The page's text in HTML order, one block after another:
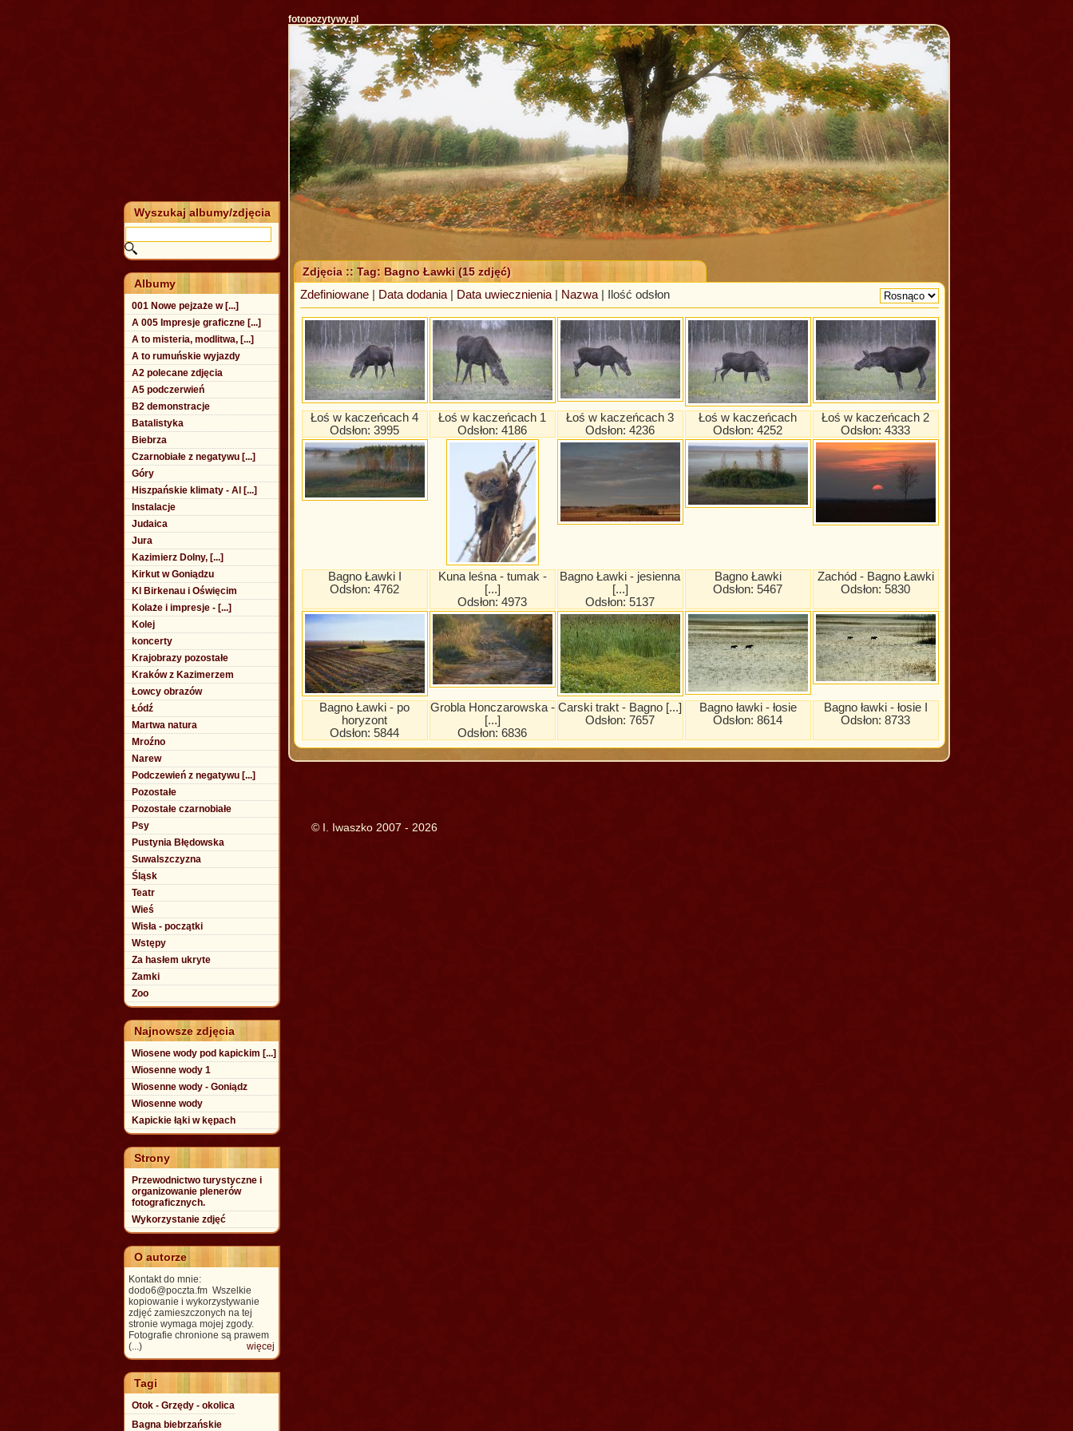
fotopozytywy.pl
Zdjęcia :: Tag: Bagno Ławki (15 zdjęć)
Zdefiniowane| Data dodania| Data uwiecznienia| Nazwa| Ilość odsłon
Łoś w kaczeńcach 4
Odsłon: 3995
Łoś w kaczeńcach 1
Odsłon: 4186
Łoś w kaczeńcach 3
Odsłon: 4236
Łoś w kaczeńcach
Odsłon: 4252
Łoś w kaczeńcach 2
Odsłon: 4333
Bagno Ławki I
Odsłon: 4762
Kuna leśna - tumak -
[...]
Odsłon: 4973
Bagno Ławki - jesienna
[...]
Odsłon: 5137
Bagno Ławki
Odsłon: 5467
Zachód - Bagno Ławki
Odsłon: 5830
Bagno Ławki - po
horyzont
Odsłon: 5844
Grobla Honczarowska -
[...]
Odsłon: 6836
Carski trakt - Bagno [...]
Odsłon: 7657
Bagno ławki - łosie
Odsłon: 8614
Bagno ławki - łosie I
Odsłon: 8733
Wyszukaj albumy/zdjęcia
Albumy
001 Nowe pejzaże w [...]
A 005 Impresje graficzne [...]
A to misteria, modlitwa, [...]
A to rumuńskie wyjazdy
A2 polecane zdjęcia
A5 podczerwień
B2 demonstracje
Batalistyka
Biebrza
Czarnobiałe z negatywu [...]
Góry
Hiszpańskie klimaty - Al [...]
Instalacje
Judaica
Jura
Kazimierz Dolny, [...]
Kirkut w Goniądzu
Kl Birkenau i Oświęcim
Kolaże i impresje - [...]
Kolej
koncerty
Krajobrazy pozostałe
Kraków z Kazimerzem
Łowcy obrazów
Łódź
Martwa natura
Mroźno
Narew
Podczewień z negatywu [...]
Pozostałe
Pozostałe czarnobiałe
Psy
Pustynia Błędowska
Suwalszczyzna
Śląsk
Teatr
Wieś
Wisła - początki
Wstępy
Za hasłem ukryte
Zamki
Zoo
Najnowsze zdjęcia
Wiosene wody pod kapickim [...]
Wiosenne wody 1
Wiosenne wody - Goniądz
Wiosenne wody
Kapickie łąki w kępach
Strony
Przewodnictwo turystyczne i
organizowanie plenerów
fotograficznych.
Wykorzystanie zdjęć
O autorze
Kontakt do mnie:
dodo6@poczta.fm Wszelkie
kopiowanie i wykorzystywanie
zdjęć zamieszczonych na tej
stronie wymaga mojej zgody.
Fotografie chronione są prawem
(...)
więcej
Tagi
Otok - Grzędy - okolica
Bagna biebrzańskie
© I. Iwaszko 2007 - 2026